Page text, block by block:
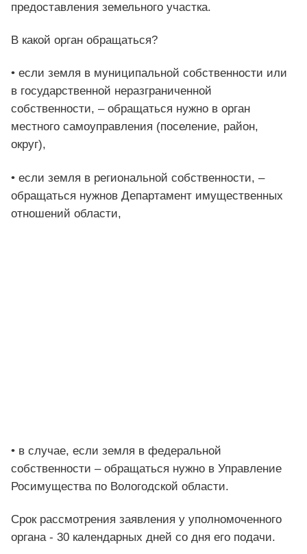
предоставления земельного участка.
В какой орган обращаться?
• если земля в муниципальной собственности или
в государственной неразграниченной
собственности, – обращаться нужно в орган
местного самоуправления (поселение, район,
округ),
• если земля в региональной собственности, –
обращаться нужнов Департамент имущественных
отношений области,
• в случае, если земля в федеральной
собственности – обращаться нужно в Управление
Росимущества по Вологодской области.
Срок рассмотрения заявления у уполномоченного
органа - 30 календарных дней со дня его подачи.